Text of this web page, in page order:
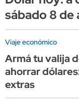
sábado 8 de
Viaje económico
Armá tu valija
ahorrar
extras